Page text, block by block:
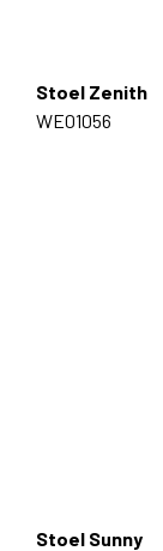
Stoel Zenith
WE01056
Stoel Sunny